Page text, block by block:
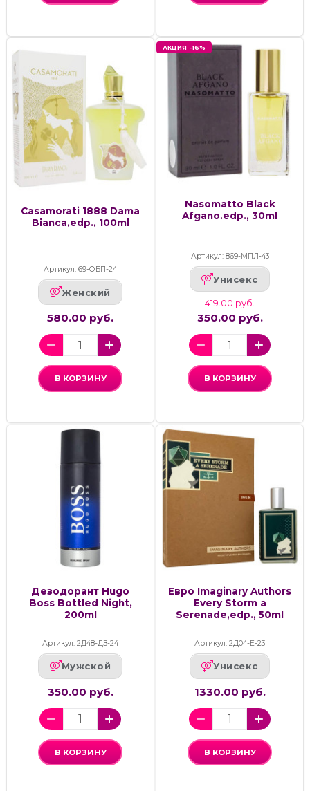
Casamorati 1888 Dama
Bianca,edp., 100ml
Артикул: 69-ОБП-24
Женский
580.00 руб.
В КОРЗИНУ
АКЦИЯ -16%
Nasomatto Black
Afgano.edp., 30ml
Артикул: 869-МПЛ-43
Унисекс
419.00 руб.
350.00 руб.
В КОРЗИНУ
Дезодорант Hugo
Boss Bottled Night,
200ml
Артикул: 2Д48-ДЗ-24
Мужской
350.00 руб.
В КОРЗИНУ
Евро Imaginary Authors
Every Storm a
Serenade,edp., 50ml
Артикул: 2Д04-Е-23
Унисекс
1330.00 руб.
В КОРЗИНУ